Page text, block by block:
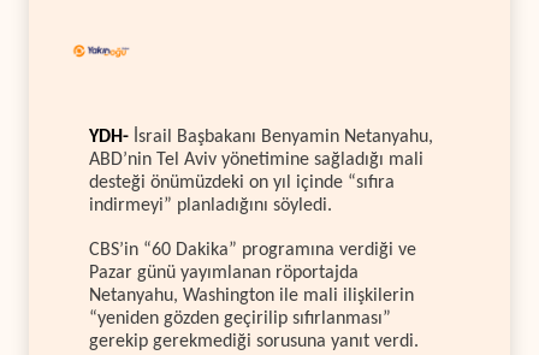
YDH- İsrail Başbakanı Benyamin Netanyahu,
ABD’nin Tel Aviv yönetimine sağladığı mali
desteği önümüzdeki on yıl içinde “sıfıra
indirmeyi” planladığını söyledi.
CBS’in “60 Dakika” programına verdiği ve
Pazar günü yayımlanan röportajda
Netanyahu, Washington ile mali ilişkilerin
“yeniden gözden geçirilip sıfırlanması”
gerekip gerekmediği sorusuna yanıt verdi.